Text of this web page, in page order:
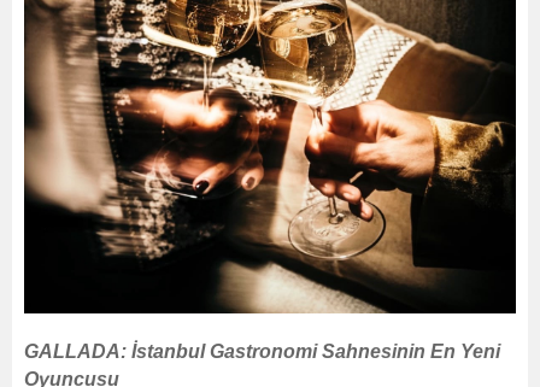
GALLADA: İstanbul Gastronomi Sahnesinin En Yeni
Oyuncusu